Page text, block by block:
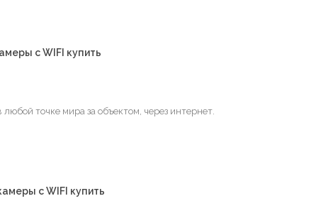
с WIFI купить
точке мира за объектом, через интернет.
с WIFI купить